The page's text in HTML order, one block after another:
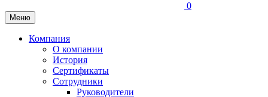
0
Меню
Компания
О компании
История
Сертификаты
Сотрудники
Руководители